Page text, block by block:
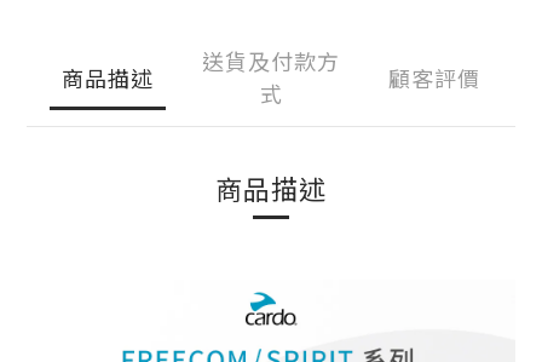
商品描述
送貨及付款方
式
顧客評價
商品描述